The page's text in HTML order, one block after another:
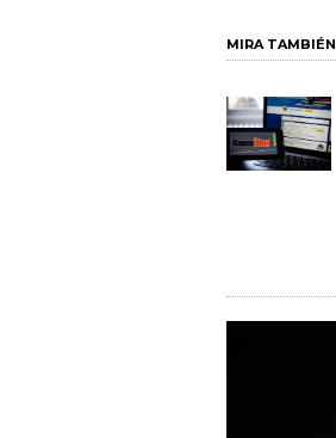
MIRA TAMBIÉN